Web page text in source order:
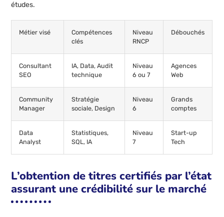
études.
Métier visé
Compétences
clés
Niveau
RNCP
Débouchés
Consultant
SEO
IA, Data, Audit
technique
Niveau
6 ou 7
Agences
Web
Community
Manager
Stratégie
sociale, Design
Niveau
6
Grands
comptes
Data
Analyst
Statistiques,
SQL, IA
Niveau
7
Start-up
Tech
L’obtention de titres certifiés par l’état
assurant une crédibilité sur le marché